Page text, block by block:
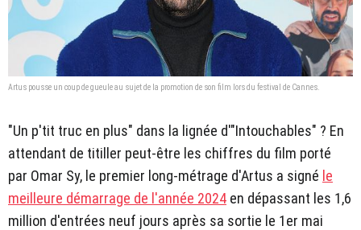
Artus pousse un coup de gueule au sujet de la promotion de son film lors du festival de Cannes.
"Un p'tit truc en plus" dans la lignée d'"Intouchables" ? En
attendant de titiller peut-être les chiffres du film porté
par Omar Sy, le premier long-métrage d'Artus a signé le
meilleure démarrage de l'année 2024 en dépassant les 1,6
million d'entrées neuf jours après sa sortie le 1er mai